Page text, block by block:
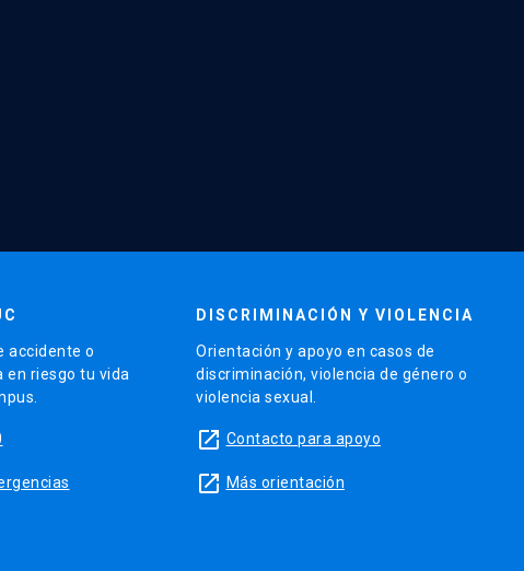
accidente o
en riesgo tu vida
DISCRIMINACIÓN Y VIOLENCIA
Orientación y apoyo en casos de
discriminación, violencia de género o
violencia sexual.
launch Contacto para apoyo
launch Más orientación